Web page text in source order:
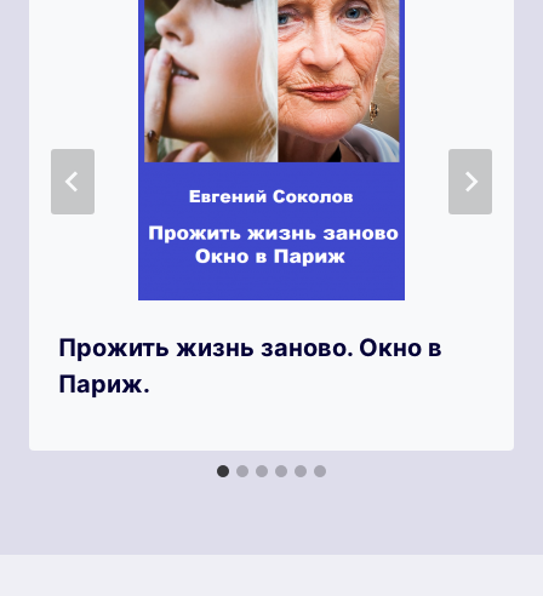
Прожить жизнь заново. Окно в
Париж.